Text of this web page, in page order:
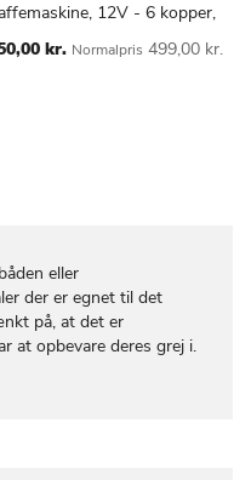
eller
der er egnet til det
på, at det er
at opbevare deres grej i.
Læg i kurv
TILFØJ
TIL
12V - 6 kopper,
kr. Normalpris 499,00 kr.